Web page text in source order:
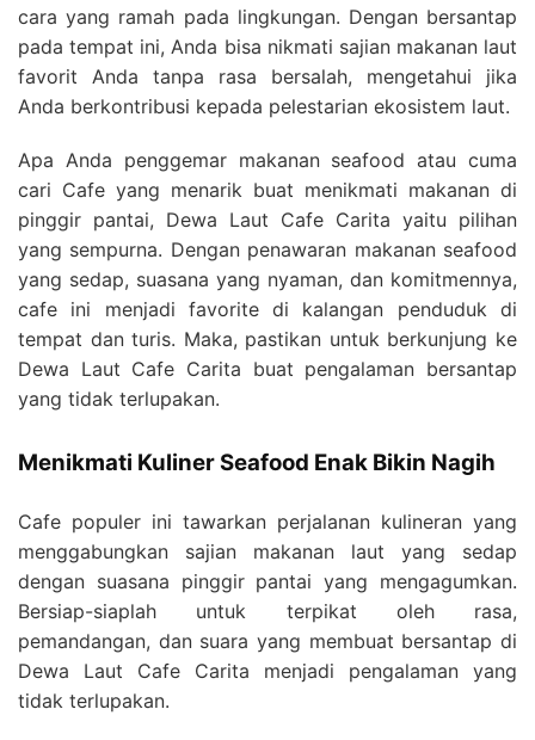
cara yang ramah pada lingkungan. Dengan bersantap
pada tempat ini, Anda bisa nikmati sajian makanan laut
favorit Anda tanpa rasa bersalah, mengetahui jika
Anda berkontribusi kepada pelestarian ekosistem laut.
Apa Anda penggemar makanan seafood atau cuma
cari Cafe yang menarik buat menikmati makanan di
pinggir pantai, Dewa Laut Cafe Carita yaitu pilihan
yang sempurna. Dengan penawaran makanan seafood
yang sedap, suasana yang nyaman, dan komitmennya,
cafe ini menjadi favorite di kalangan penduduk di
tempat dan turis. Maka, pastikan untuk berkunjung ke
Dewa Laut Cafe Carita buat pengalaman bersantap
yang tidak terlupakan.
Menikmati Kuliner Seafood Enak Bikin Nagih
Cafe populer ini tawarkan perjalanan kulineran yang
menggabungkan sajian makanan laut yang sedap
dengan suasana pinggir pantai yang mengagumkan.
Bersiap-siaplah untuk terpikat oleh rasa,
pemandangan, dan suara yang membuat bersantap di
Dewa Laut Cafe Carita menjadi pengalaman yang
tidak terlupakan.